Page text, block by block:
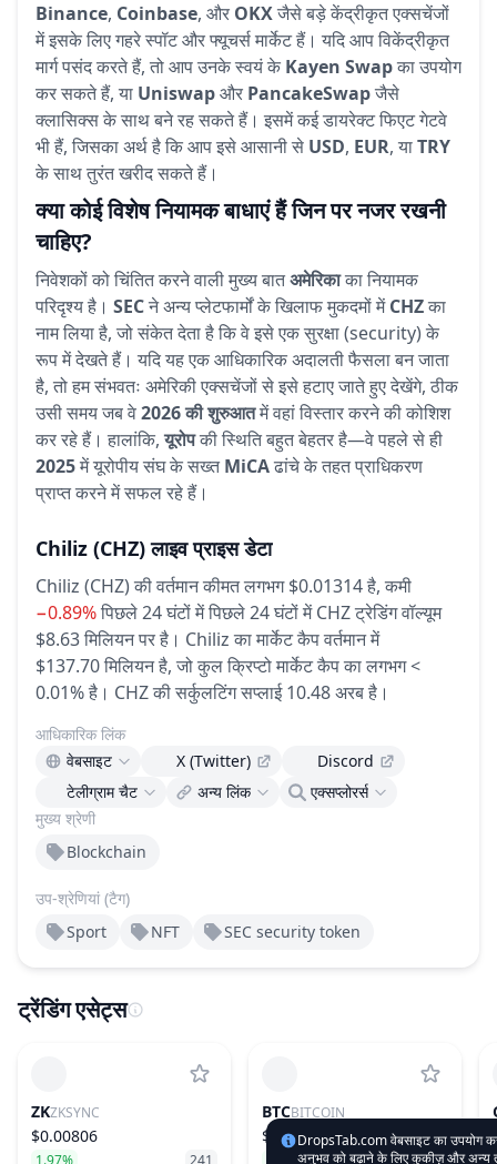
Binance, Coinbase, और OKXजैसे बड़े केंद्रीकृत एक्सचेंजों
में इसके लिए गहरे स्पॉट और फ्यूचर्स मार्केट हैं। यदि आप विकेंद्रीकृत
मार्ग पसंद करते हैं, तो आप उनके स्वयं के Kayen Swapका उपयोग
कर सकते हैं, या Uniswapऔर PancakeSwapजैसे
क्लासिक्स के साथ बने रह सकते हैं। इसमें कई डायरेक्ट फिएट गेटवे
भी हैं, जिसका अर्थ है कि आप इसे आसानी से USD, EUR, याTRY
के साथ तुरंत खरीद सकते हैं।
क्या कोई विशेष नियामक बाधाएं हैं जिन पर नजर रखनी
चाहिए?
निवेशकों को चिंतित करने वाली मुख्य बातअमेरिकाका नियामक
परिदृश्य है। SECने अन्य प्लेटफार्मों के खिलाफ मुकदमों मेंCHZका
नाम लिया है, जो संकेत देता है कि वे इसे एक सुरक्षा (security) के
रूप में देखते हैं। यदि यह एक आधिकारिक अदालती फैसला बन जाता
है, तो हम संभवतः अमेरिकी एक्सचेंजों से इसे हटाए जाते हुए देखेंगे, ठीक
उसी समय जब वे2026 की शुरुआतमें वहां विस्तार करने की कोशिश
कर रहे हैं। हालांकि,यूरोपकी स्थिति बहुत बेहतर है—वे पहले से ही
2025में यूरोपीय संघ के सख्तMiCAढांचे के तहत प्राधिकरण
प्राप्त करने में सफल रहे हैं।
Chiliz (CHZ) लाइव प्राइस डेटा
Chiliz (CHZ) की वर्तमान कीमत लगभग $0.01314 है, कमी
−0.89%पिछले 24 घंटों मेंपिछले 24 घंटों में CHZ ट्रेडिंग वॉल्यूम
$8.63 मिलियन पर है। Chiliz का मार्केट कैप वर्तमान में
$137.70 मिलियन है, जो कुल क्रिप्टो मार्केट कैप का लगभग <
0.01% है। CHZ की सर्कुलटिंग सप्लाई 10.48 अरब है।
मुख्य श्रेणी
Blockchain
उप-श्रेणियां (टैग)
Sport
NFT SEC security token
आधिकारिक लिंक
वेबसाइट
X (Twitter)
Discord
टेलीग्राम चैट
अन्य लिंक एक्सप्लोरर्स
ट्रेंडिंग एसेट्स
ZKZKSYNC
$0.00806
1.97% 241
BTCBITCOIN
$65,099.99
0.57% 1
DropsTab.com वेबसाइट का उपयोग
अनुभव को बढ़ाने के लिए कुकीज़ और अन्य